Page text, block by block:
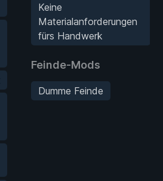
Keine
Materialanforderungen
fürs Handwerk
Feinde-Mods
Dumme Feinde